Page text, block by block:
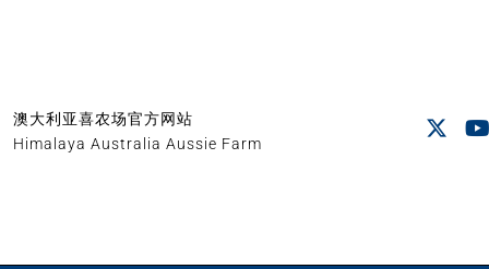
澳大利亚喜农场官方网站
Himalaya Australia Aussie Farm